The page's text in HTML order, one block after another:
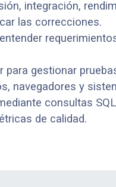
integración,
las correcciones.
gestionar
navegadores y
consultas
de calidad.